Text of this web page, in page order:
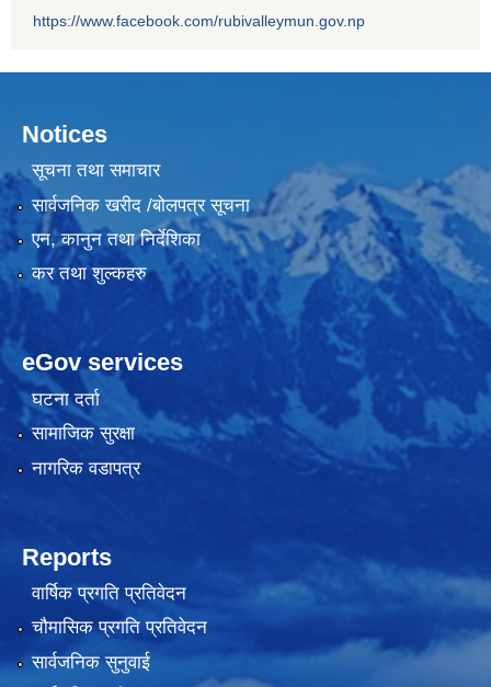
https://www.facebook.com/rubivalleymun.gov.np
Notices
सूचना तथा समाचार
सार्वजनिक खरीद /बोलपत्र सूचना
एन, कानुन तथा निर्देशिका
कर तथा शुल्कहरु
eGov services
घटना दर्ता
सामाजिक सुरक्षा
नागरिक वडापत्र
Reports
वार्षिक प्रगति प्रतिवेदन
चौमासिक प्रगति प्रतिवेदन
सार्वजनिक सुनुवाई